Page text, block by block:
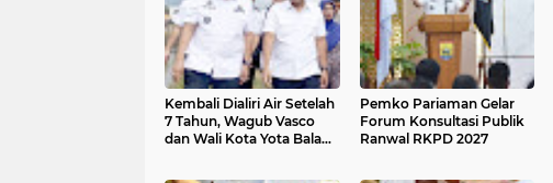
Kembali Dialiri Air Setelah
7 Tahun, Wagub Vasco
dan Wali Kota Yota Balad
Pemko Pariaman Gelar
Forum Konsultasi Publik
Ranwal RKPD 2027